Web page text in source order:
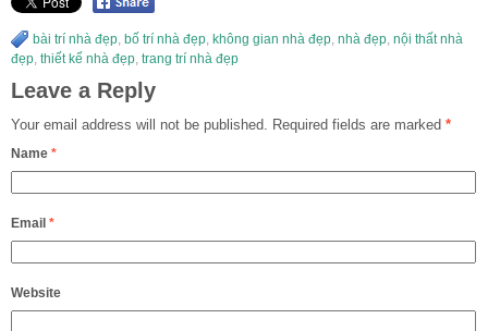
bài trí nhà đẹp, bố trí nhà đẹp, không gian nhà đẹp, nhà đẹp, nội thất nhà
đẹp, thiết kế nhà đẹp, trang trí nhà đẹp
Leave a Reply
Your email address will not be published. Required fields are marked *
Name *
Email *
Website